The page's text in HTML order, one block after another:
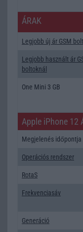
ÁRAK
Legjobb új ár GSM
Legjobb használt ár
boltoknál
One Mini 3 GB
Apple iPhone 12
Megjelenés időpontja
Operációs rendszer
RotaS
Frekvenciasáv
Generáció